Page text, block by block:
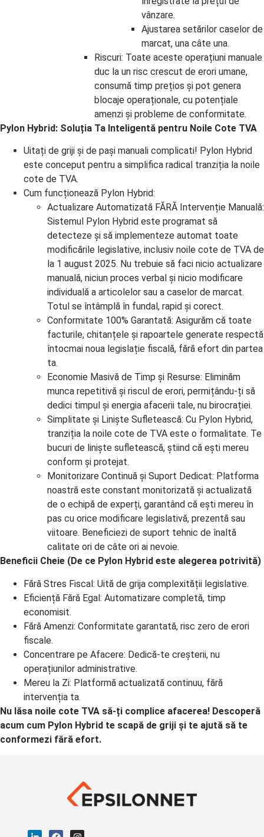
vânzare.
Ajustarea setărilor caselor de
marcat, una câte una.
Riscuri: Toate aceste operațiuni manuale
duc la un risc crescut de erori umane,
consumă timp prețios și pot genera
blocaje operaționale, cu potențiale
amenzi și probleme de conformitate.
Pylon Hybrid: Soluția Ta Inteligentă pentru Noile Cote TVA
Uitați de griji și de pași manuali complicati! Pylon Hybrid
este conceput pentru a simplifica radical tranziția la noile
cote de TVA.
Cum funcționează Pylon Hybrid:
Actualizare Automatizată FĂRĂ Intervenție Manuală:
Sistemul Pylon Hybrid este programat să
detecteze și să implementeze automat toate
modificările legislative, inclusiv noile cote de TVA de
la 1 august 2025. Nu trebuie să faci nicio actualizare
manuală, niciun proces verbal și nicio modificare
individuală a articolelor sau a caselor de marcat.
Totul se întâmplă în fundal, rapid și corect.
Conformitate 100% Garantată: Asigurăm că toate
facturile, chitanțele și rapoartele generate respectă
întocmai noua legislație fiscală, fără efort din partea
ta.
Economie Masivă de Timp și Resurse: Eliminăm
munca repetitivă și riscul de erori, permițându-ți să
dedici timpul și energia afacerii tale, nu birocrației.
Simplitate și Liniște Sufletească: Cu Pylon Hybrid,
tranziția la noile cote de TVA este o formalitate. Te
bucuri de liniște sufletească, știind că ești mereu
conform și protejat.
Monitorizare Continuă și Suport Dedicat: Platforma
noastră este constant monitorizată și actualizată
de o echipă de experți, garantând că ești mereu în
pas cu orice modificare legislativă, prezentă sau
viitoare. Beneficiezi de suport tehnic de înaltă
calitate ori de câte ori ai nevoie.
Beneficii Cheie (De ce Pylon Hybrid este alegerea potrivită)
Fără Stres Fiscal: Uită de grija complexității legislative.
Eficiență Fără Egal: Automatizare completă, timp
economisit.
Fără Amenzi: Conformitate garantată, risc zero de erori
fiscale.
Concentrare pe Afacere: Dedică-te creșterii, nu
operațiunilor administrative.
Mereu la Zi: Platformă actualizată continuu, fără
intervenția ta.
Nu lăsa noile cote TVA să-ți complice afacerea! Descoperă
acum cum Pylon Hybrid te scapă de griji și te ajută să te
conformezi fără efort.